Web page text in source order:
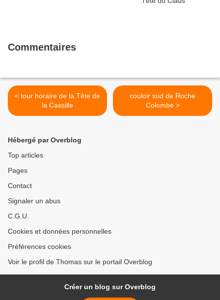
Commentaires
< tour horaire de la Tête de
la Cassille
couloir sud de Roche
Colombe >
Hébergé par Overblog
Top articles
Pages
Contact
Signaler un abus
C.G.U.
Cookies et données personnelles
Préférences cookies
Voir le profil de Thomas sur le portail Overblog
Créer un blog sur Overblog